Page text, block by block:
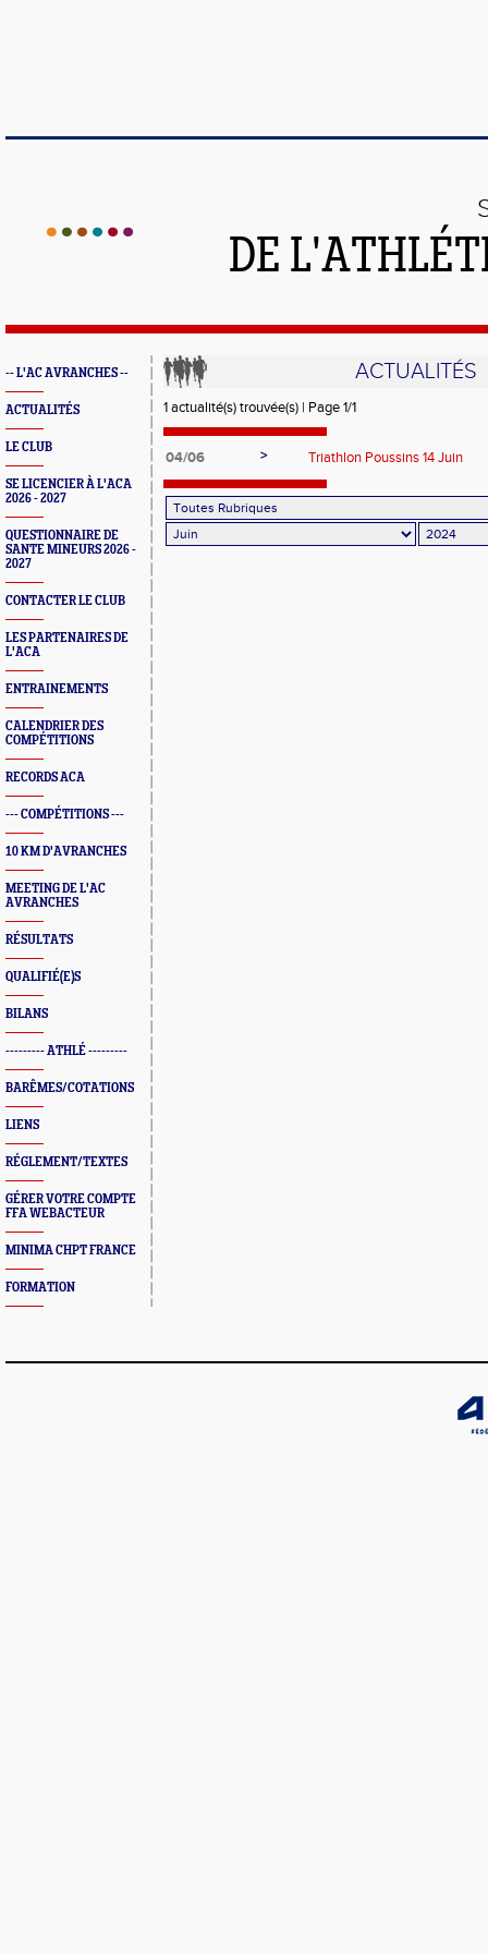
DE
-- L'AC AVRANCHES --
ACTUALITÉS
LE CLUB
SE LICENCIER À L'ACA
2026 - 2027
QUESTIONNAIRE DE
SANTE MINEURS 2026 -
2027
CONTACTER LE CLUB
LES PARTENAIRES DE
L'ACA
ENTRAINEMENTS
CALENDRIER DES
COMPÉTITIONS
RECORDS ACA
--- COMPÉTITIONS ---
10 KM D'AVRANCHES
MEETING DE L'AC
AVRANCHES
RÉSULTATS
QUALIFIÉ(E)S
BILANS
--------- ATHLÉ ---------
BARÊMES/COTATIONS
LIENS
RÉGLEMENT/TEXTES
GÉRER VOTRE COMPTE
FFA WEBACTEUR
MINIMA CHPT FRANCE
FORMATION
ACTUALITÉS
1 actualité(s) trouvée(s) | Page 1/1
04/06 > Triathlon Poussins 14 Juin